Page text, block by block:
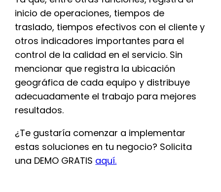
inicio de operaciones, tiempos de
traslado, tiempos efectivos con el cliente y
otros indicadores importantes para el
control de la calidad en el servicio. Sin
mencionar que registra la ubicación
geográfica de cada equipo y distribuye
adecuadamente el trabajo para mejores
resultados.
¿Te gustaría comenzar a implementar
estas soluciones en tu negocio? Solicita
una DEMO GRATIS aquí.